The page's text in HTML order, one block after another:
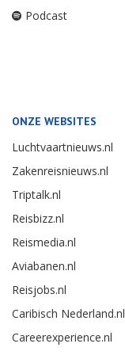
Podcast
ONZE WEBSITES
Luchtvaartnieuws.nl
Zakenreisnieuws.nl
Triptalk.nl
Reisbizz.nl
Reismedia.nl
Aviabanen.nl
Reisjobs.nl
Caribisch Nederland.nl
Careerexperience.nl